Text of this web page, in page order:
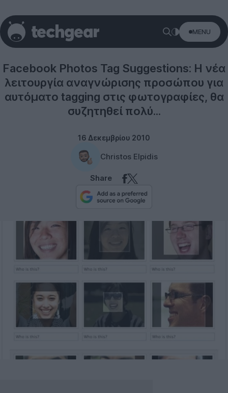
MENU
Facebook Photos Tag Suggestions: Η νέα
λειτουργία αναγνώρισης προσώπου για
αυτόματο tagging στις φωτογραφίες, θα
συζητηθεί πολύ...
16 Δεκεμβρίου 2010
Christos Elpidis
Share